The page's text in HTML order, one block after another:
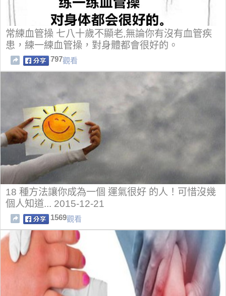
常練血管操 七八十歲不顯老,無論你有沒有血管疾
患，練一練血管操，對身體都會很好的。
797觀看
18 種方法讓你成為一個 運氣很好 的人！可惜沒幾
個人知道... 2015-12-21
1569觀看